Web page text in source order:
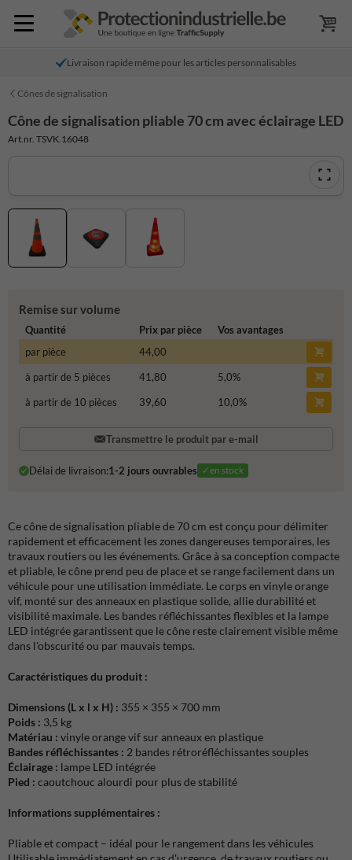
Livraison rapide même pour les articles personnalisables
Cônes de signalisation
Cône de signalisation pliable 70 cm avec éclairage LED
Art.nr. TSVK.16048
Remise sur volume
Quantité Prix par pièce
Vos avantages
par pièce
44,00
à partir de 5 pièces
41,80 5,0%
à partir de 10 pièces
39,60 10,0%
Transmettre le produit par e-mail
Délai de livraison:1-2 jours ouvrables ✓en stock
Ce cône de signalisation pliable de 70 cm est conçu pour délimiter
rapidement et efficacement les zones dangereuses temporaires, les
travaux routiers ou les événements. Grâce à sa conception compacte
et pliable, le cône prend peu de place et se range facilement dans un
véhicule pour une utilisation immédiate. Le corps en vinyle orange
vif, monté sur des anneaux en plastique solide, allie durabilité et
visibilité maximale. Les bandes réfléchissantes flexibles et la lampe
LED intégrée garantissent que le cône reste clairement visible même
dans l'obscurité ou par mauvais temps.
Caractéristiques du produit :
Dimensions (L x l x H) : 355 × 355 × 700 mm
Poids : 3,5 kg
Matériau : vinyle orange vif sur anneaux en plastique
Bandes réfléchissantes : 2 bandes rétroréfléchissantes souples
Éclairage : lampe LED intégrée
Pied : caoutchouc alourdi pour plus de stabilité
Informations supplémentaires :
Pliable et compact – idéal pour le rangement dans les véhicules